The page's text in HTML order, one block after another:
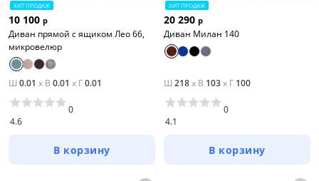
ХИТ ПРОДАЖ
10 100 р
Диван прямой с ящиком Лео 66,
микровелюр
Ш 0.01 x В 0.01 x Г0.01
4.6
0
В корзину
ХИТ ПРОДАЖ
20 290 р
Диван Милан 140
Ш 218x В 103x Г 100
4.1
0
В корзину